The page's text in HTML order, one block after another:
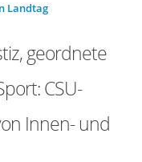
Landtag
geordnete
CSU-
Innen- und